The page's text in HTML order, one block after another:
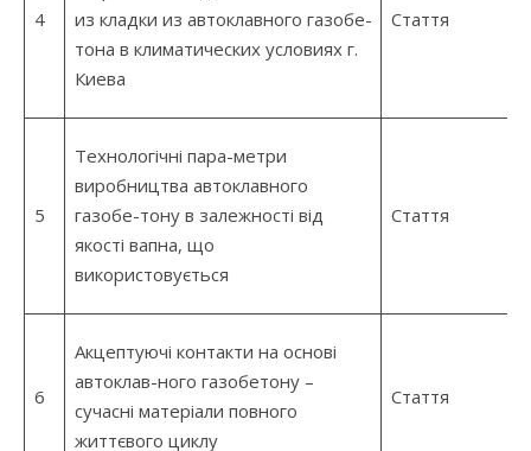
4
из кладки из автоклавного газобе-
тона в климатических условиях г.
Киева
Стаття
5
Технологічні пара-метри
виробництва автоклавного
газобе-тону в залежності від
якості вапна, що
використовується
Стаття
6
Акцептуючі контакти на основі
автоклав-ного газобетону –
сучасні матеріали повного
життєвого циклу
Стаття